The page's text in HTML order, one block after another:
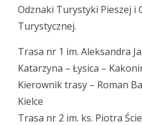
Odznaki Turystyki Pieszej i
Turystycznej.
Trasa nr 1 im. Aleksandra
Katarzyna – Łysica –
Kierownik trasy – Roman
Kielce
Trasa nr 2 im. ks. Piotra